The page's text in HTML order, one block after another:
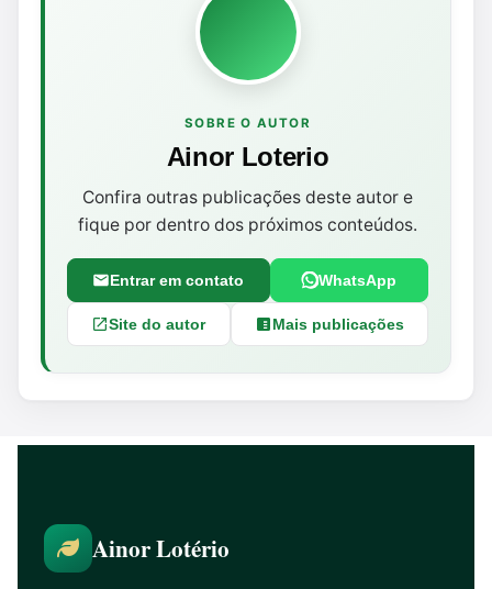
SOBRE O AUTOR
Ainor Loterio
Confira outras publicações deste autor e
fique por dentro dos próximos conteúdos.
Entrar em contato WhatsApp
Site do autor Mais publicações
Ainor Lotério